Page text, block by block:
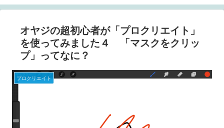
オヤジの超初心者が「プロクリエイト」
を使ってみました４ 「マスクをクリッ
プ」ってなに？
プロクリエイト